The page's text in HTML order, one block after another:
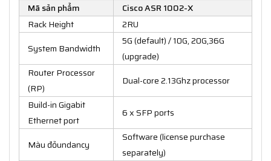
Mã sản phẩm
Cisco ASR 1002-X
Rack Height
2RU
System Bandwidth
5G (default) / 10G, 20G,36G
(upgrade)
Router Processor
(RP)
Dual-core 2.13Ghz processor
Build-in Gigabit
Ethernet port
6 x SFP ports
Màu đỏundancy
Software (license purchase
separately)